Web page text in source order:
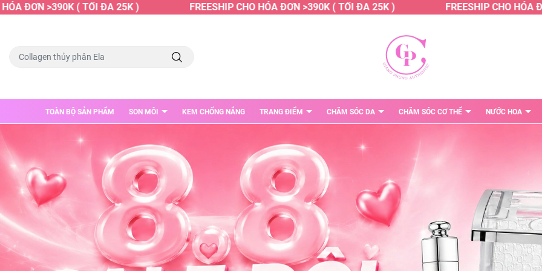
>390K ( TỐI ĐA 25K ) FREESHIP CHO HÓA ĐƠN >390K ( TỐI ĐA 25K ) FREESHIP CHO HÓA ĐƠN
TOÀN BỘ SẢN PHẨM SON MÔI KEM CHỐNG NẮNG TRANG ĐIỂM CHĂM SÓC DA CHĂM SÓC CƠ THỂ NƯỚC HOA